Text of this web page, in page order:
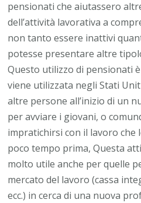
pensionati che aiutassero
dell’attività lavorativa a
non tanto essere inattivi
potesse presentare altre
Questo utilizzo di pensionati
viene utilizzata negli Stati
altre persone all’inizio di un
per avviare i giovani, o
impratichirsi con il lavoro che
poco tempo prima, Questa
molto utile anche per quelle
mercato del lavoro (cassa
ecc.) in cerca di una nuova